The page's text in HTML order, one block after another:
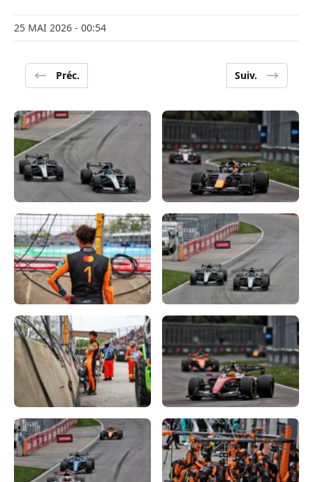
25 MAI 2026 - 00:54
Préc. Suiv.